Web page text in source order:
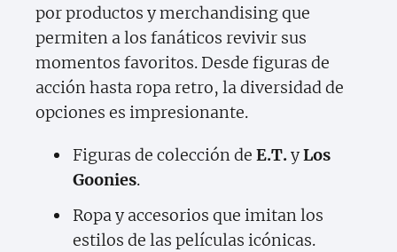
por productos y merchandising que
permiten a los fanáticos revivir sus
momentos favoritos. Desde figuras de
acción hasta ropa retro, la diversidad de
opciones es impresionante.
Figuras de colección de E.T.yLos
Goonies.
Ropa y accesorios que imitan los
estilos de las películas icónicas.